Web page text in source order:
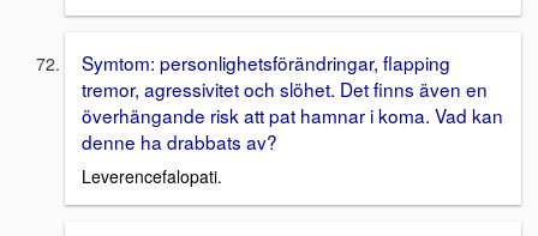
Symtom: personlighetsförändringar, flapping
tremor, agressivitet och slöhet. Det finns även en
överhängande risk att pat hamnar i koma. Vad kan
denne ha drabbats av?
Leverencefalopati.